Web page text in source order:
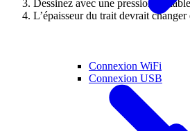
Connexion WiFi
Connexion USB
Dessinez avec une pression
L’épaisseur du trait devrait